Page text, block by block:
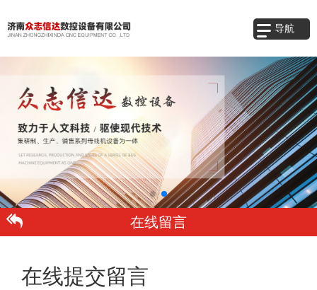
导航
在线留言
在线提交留言